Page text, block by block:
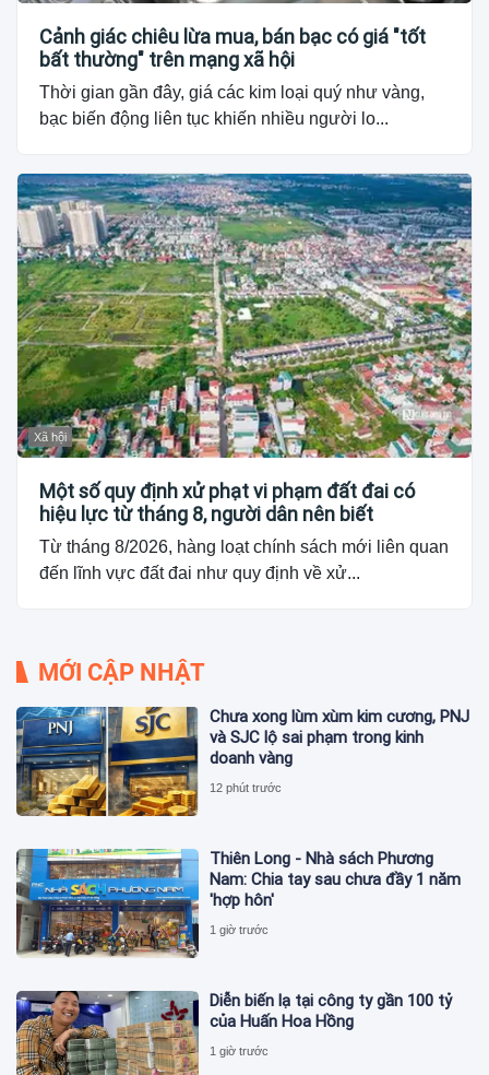
Cảnh giác chiêu lừa mua, bán bạc có giá "tốt
bất thường" trên mạng xã hội
Thời gian gần đây, giá các kim loại quý như vàng,
bạc biến động liên tục khiến nhiều người lo...
Xã hội
Một số quy định xử phạt vi phạm đất đai có
hiệu lực từ tháng 8, người dân nên biết
Từ tháng 8/2026, hàng loạt chính sách mới liên quan
đến lĩnh vực đất đai như quy định về xử...
MỚI CẬP NHẬT
Chưa xong lùm xùm kim cương, PNJ
và SJC lộ sai phạm trong kinh
doanh vàng
12 phút trước
Thiên Long - Nhà sách Phương
Nam: Chia tay sau chưa đầy 1 năm
'hợp hôn'
1 giờ trước
Diễn biến lạ tại công ty gần 100 tỷ
của Huấn Hoa Hồng
1 giờ trước